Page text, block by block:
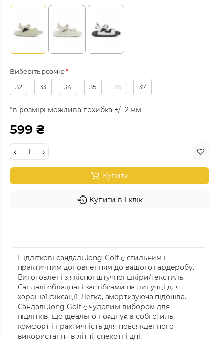
Виберіть розмір
32
33 34 35 36 37
*в розмірі можлива похибка +/- 2 мм
599 ₴
Купити
Купити в 1 клік
Підліткові сандалі Jong-Golf є стильним і
практичним доповненням до вашого гардеробу.
Виготовлені з якісної штучної шкіри/текстиль.
Сандалі обладнані застібками на липучці для
хорошої фіксації. Легка, амортизуюча підошва.
Сандалі Jong-Golf є чудовим вибором для
підлітків, що ідеально поєднує в собі стиль,
комфорт і практичність для повсякденного
використання в літні, спекотні дні.